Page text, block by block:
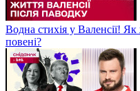
Водна стихія у Валенсії!
повені?